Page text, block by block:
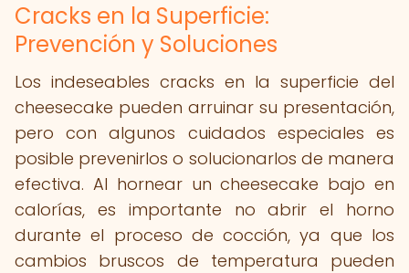
Cracks en la Superficie:
Prevención y Soluciones
Los indeseables cracks en la superficie del
cheesecake pueden arruinar su presentación,
pero con algunos cuidados especiales es
posible prevenirlos o solucionarlos de manera
efectiva. Al hornear un cheesecake bajo en
calorías, es importante no abrir el horno
durante el proceso de cocción, ya que los
cambios bruscos de temperatura pueden